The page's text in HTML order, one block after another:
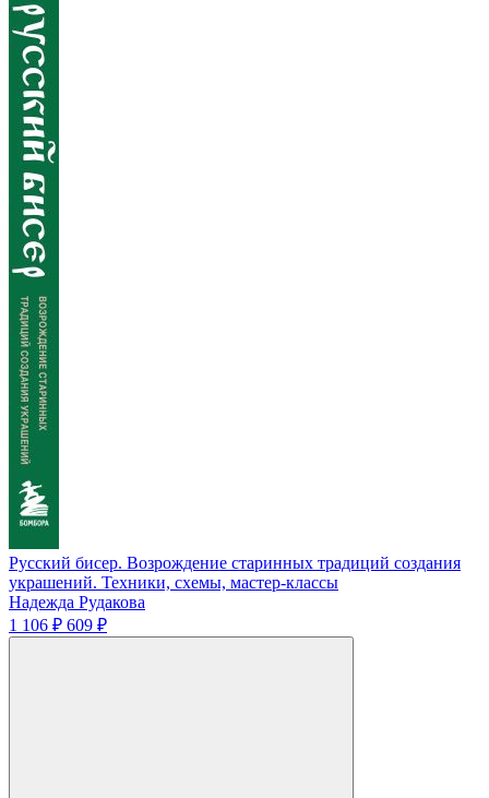
Русский бисер. Возрождение старинных традиций создания
украшений. Техники, схемы, мастер-классы
Надежда Рудакова
1 106 ₽ 609 ₽